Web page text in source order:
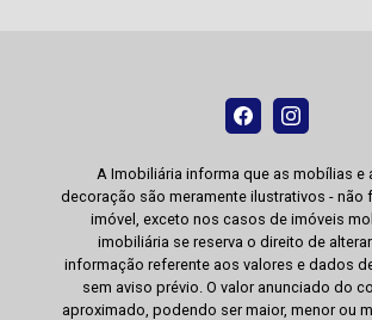
A Imobiliária informa que as mobílias e
decoração são meramente ilustrativos - não
imóvel, exceto nos casos de imóveis
imobiliária se reserva o direito de
informação referente aos valores e dados
sem aviso prévio. O valor anunciado do
aproximado, podendo ser maior, menor ou